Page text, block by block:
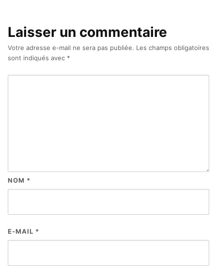
Laisser un commentaire
Votre adresse e-mail ne sera pas publiée. Les champs obligatoires
sont indiqués avec *
NOM *
E-MAIL *